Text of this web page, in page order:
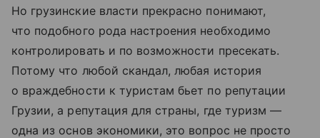
Но грузинские власти прекрасно понимают,
что подобного рода настроения необходимо
контролировать и по возможности пресекать.
Потому что любой скандал, любая история
о враждебности к туристам бьет по репутации
Грузии, а репутация для страны, где туризм —
одна из основ экономики, это вопрос не просто